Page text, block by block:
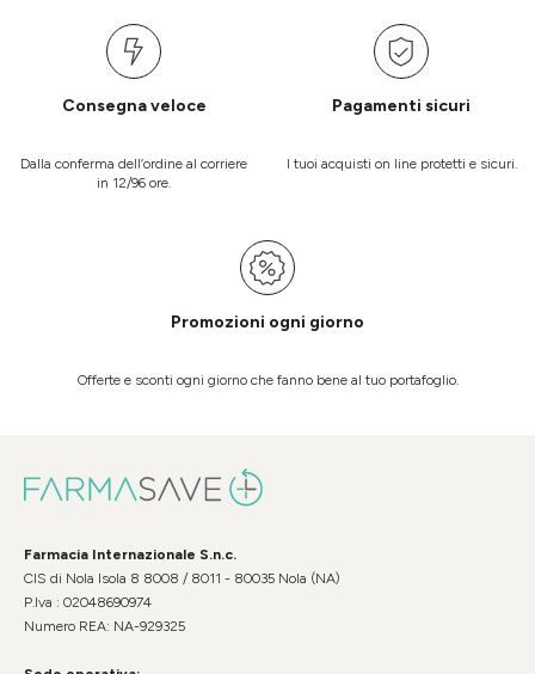
Consegna veloce
Dalla conferma dell’ordine al corriere
in 12/96 ore.
Pagamenti sicuri
I tuoi acquisti on line protetti e sicuri.
Promozioni ogni giorno
Offerte e sconti ogni giorno che fanno bene al tuo portafoglio.
Farmacia Internazionale S.n.c.
CIS di Nola Isola 8 8008 / 8011 - 80035 Nola (NA)
P.Iva : 02048690974
Numero REA: NA-929325